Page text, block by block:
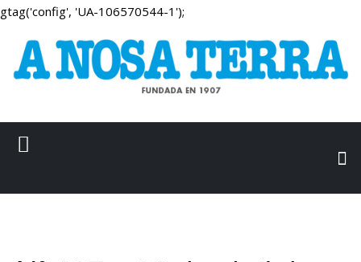
gtag('config', 'UA-106570544-1');